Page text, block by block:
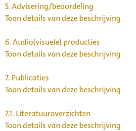
5.Advisering/beoordeling
Toon details van deze beschrijving
6.Audio(visuele) producties
Toon details van deze beschrijving
7. Publicaties
Toon details van deze beschrijving
7.1. Literatuuroverzichten
Toon details van deze beschrijving